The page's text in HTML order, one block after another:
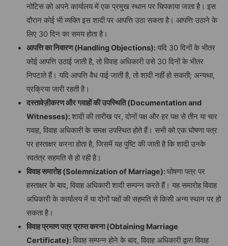
नोटिस को अपने कार्यालय में एक प्रमुख स्थान पर चिपकाया जाता है। इस
दौरान कोई भी व्यक्ति इस शादी पर आपत्ति उठा सकता है। आपत्ति उठाने के
लिए 30 दिन का समय होता है।
आपत्तिकानिवारण(Handling Objections):यदि 30 दिनों के भीतर
कोई आपत्ति उठाई जाती है, तो विवाह अधिकारी उसे 30 दिनों के भीतर
निपटाते हैं। यदि आपत्ति वैध पाई जाती है, तो शादी नहीं हो सकती; अन्यथा,
प्रक्रिया जारी रहती है।
दस्तावेज़ीकरणऔरगवाहोंकीउपस्थिति(Documentation and
Witnesses):शादी की तारीख पर, दोनों पक्ष और हर पक्ष से तीन या चार
गवाह, विवाह अधिकारी के समक्ष उपस्थित होते हैं। सभी को एक घोषणा पत्र
पर हस्ताक्षर करना होता है, जिसमें यह पुष्टि की जाती है कि शादी उनके
स्वतंत्र सहमति से हो रही है।
विवाहसमारोह(Solemnization of Marriage):घोषणा पत्र पर
हस्ताक्षर के बाद, विवाह अधिकारी शादी सम्पन्न करते हैं। यह समारोह विवाह
अधिकारी के कार्यालय में या दोनों पक्षों की सहमति से किसी अन्य स्थान पर हो
सकता है।
विवाहप्रमाणपत्रप्राप्तकरना(Obtaining Marriage
Certificate):विवाह सम्पन्न होने के बाद, विवाह अधिकारी द्वारा विवाह